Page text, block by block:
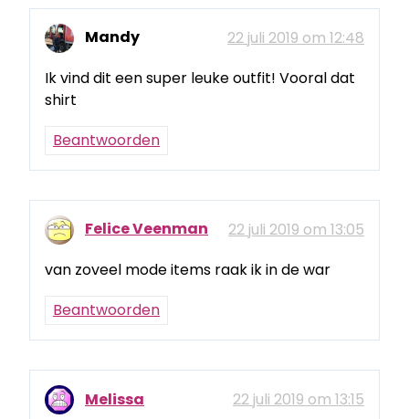
Mandy
22 juli 2019 om 12:48
Ik vind dit een super leuke outfit! Vooral dat
shirt
Beantwoorden
Felice Veenman
22 juli 2019 om 13:05
van zoveel mode items raak ik in de war
Beantwoorden
Melissa
22 juli 2019 om 13:15